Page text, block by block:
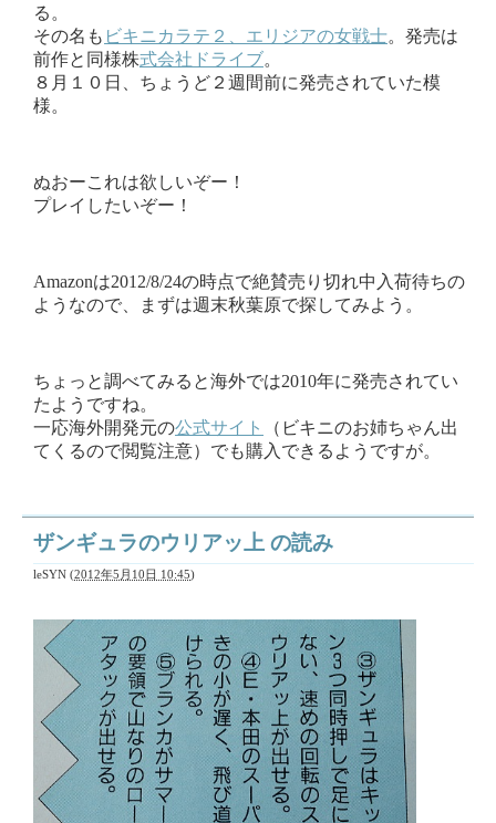
る。
その名も ビキニカラテ２、エリジアの女戦士。発売は
前作と同様株式会社ドライブ。
８月１０日、ちょうど２週間前に発売されていた模
様。
ぬおーこれは欲しいぞー！
プレイしたいぞー！
Amazonは2012/8/24の時点で絶賛売り切れ中入荷待ちの
ようなので、まずは週末秋葉原で探してみよう。
ちょっと調べてみると海外では2010年に発売されてい
たようですね。
一応海外開発元の公式サイト
（ビキニのお姉ちゃん出
てくるので閲覧注意）でも購入できるようですが。
ザンギュラのウリアッ上 の読み
leSYN (2012年5月10日 10:45)